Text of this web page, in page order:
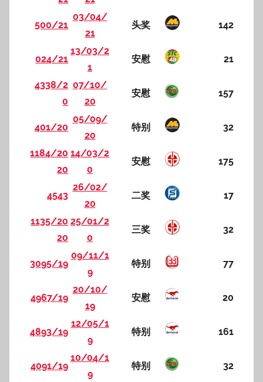
500/21
03/04/
21
头奖 142
024/21
13/03/2
1
安慰 21
4338/2
0
07/10/
20
安慰 157
401/20
05/09/
20
特别 32
1184/20
20
14/03/2
0
安慰 175
4543
26/02/
20
二奖 17
1135/20
20
25/01/2
0
三奖 32
3095/19
09/11/1
9
特别 77
4967/19
20/10/
19
安慰 20
4893/19
12/05/1
9
特别 161
4091/19
10/04/1
9
特别 32